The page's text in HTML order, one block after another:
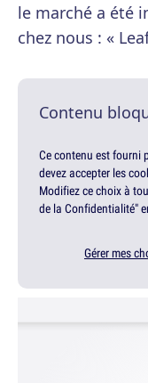
le marché a été
chez nous : «
Contenu
Ce contenu est fourni
devez accepter les
Modifiez ce choix à
de la Confidentialité"
Gérer mes